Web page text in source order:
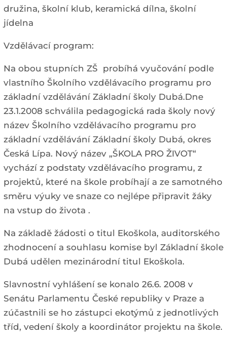
družina, školní klub, keramická dílna, školní
jídelna
Vzdělávací program:
Na obou stupních ZŠ probíhá vyučování podle
vlastního Školního vzdělávacího programu pro
základní vzdělávání Základní školy Dubá.Dne
23.1.2008 schválila pedagogická rada školy nový
název Školního vzdělávacího programu pro
základní vzdělávání Základní školy Dubá, okres
Česká Lípa. Nový název „ŠKOLA PRO ŽIVOT“
vychází z podstaty vzdělávacího programu, z
projektů, které na škole probíhají a ze samotného
směru výuky ve snaze co nejlépe připravit žáky
na vstup do života .
Na základě žádosti o titul Ekoškola, auditorského
zhodnocení a souhlasu komise byl Základní škole
Dubá udělen mezinárodní titul Ekoškola.
Slavnostní vyhlášení se konalo 26.6. 2008 v
Senátu Parlamentu České republiky v Praze a
zúčastnili se ho zástupci ekotýmů z jednotlivých
tříd, vedení školy a koordinátor projektu na škole.